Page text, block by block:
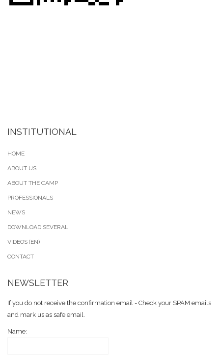
INSTITUTIONAL
HOME
ABOUT US
ABOUT THE CAMP
PROFESSIONALS
NEWS
DOWNLOAD SEVERAL
VIDEOS (EN)
CONTACT
NEWSLETTER
If you do not receive the confirmation email - Check your SPAM emails
and mark us as safe email.
Name: